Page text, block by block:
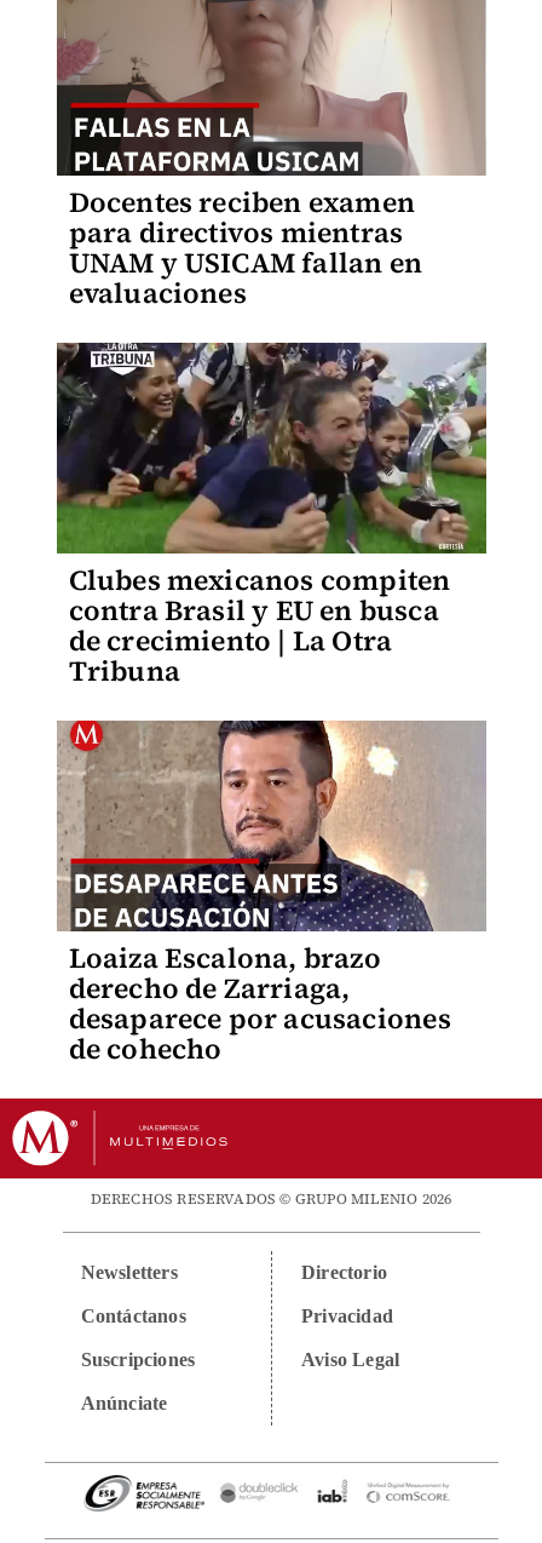
Docentes reciben examen
para directivos mientras
UNAM y USICAM fallan en
evaluaciones
Clubes mexicanos compiten
contra Brasil y EU en busca
de crecimiento | La Otra
Tribuna
Loaiza Escalona, brazo
derecho de Zarriaga,
desaparece por acusaciones
de cohecho
DERECHOS RESERVADOS © GRUPO MILENIO 2026
Newsletters
Contáctanos
Suscripciones
Anúnciate
Directorio
Privacidad
Aviso Legal